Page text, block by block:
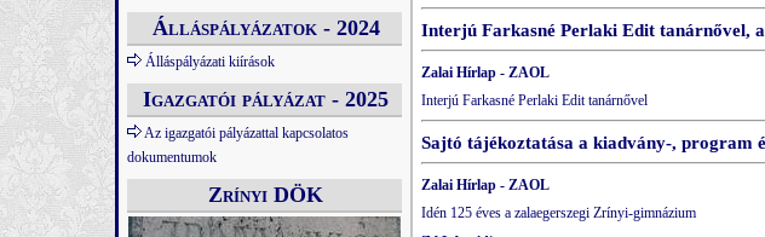
Álláspályázatok - 2024
Álláspályázati kiírások
Igazgatói pályázat - 2025
Az igazgatói pályázattal kapcsolatos
dokumentumok
Zrínyi DÖK
Interjú Farkasné Perlaki Edit tanárnővel,
Zalai Hírlap - ZAOL
Interjú Farkasné Perlaki Edit tanárnővel
Sajtó tájékoztatása a kiadvány-, program
Zalai Hírlap - ZAOL
Idén 125 éves a zalaegerszegi Zrínyi-gimnázium